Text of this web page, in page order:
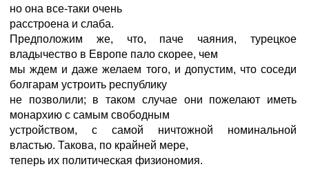
но она все-таки очень
расстроена и слаба.
Предположим же, что, паче чаяния, турецкое
владычество в Европе пало скорее, чем
мы ждем и даже желаем того, и допустим, что соседи
болгарам устроить республику
не позволили; в таком случае они пожелают иметь
монархию с самым свободным
устройством, с самой ничтожной номинальной
властью. Такова, по крайней мере,
теперь их политическая физиономия.